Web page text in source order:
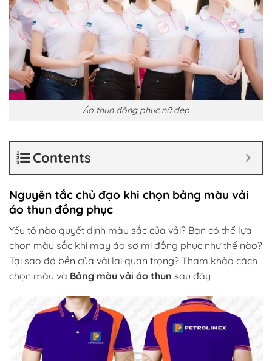
Áo thun đồng phục nữ đẹp
Contents
Nguyên tắc chủ đạo khi chọn bảng màu vải
áo thun đồng phục
Yếu tố nào quyết định màu sắc của vải? Bạn có thể lựa
chọn màu sắc khi may áo sơ mi đồng phục như thế nào?
Tại sao độ bền của vải lại quan trọng? Tham khảo cách
chọn màu và Bảng màu vải áo thun sau đây